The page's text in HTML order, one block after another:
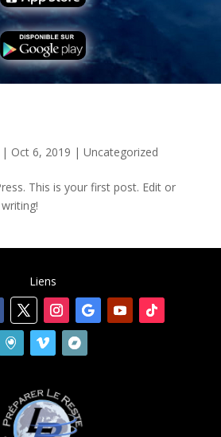
| Oct 6, 2019 | Uncategorized
This is your first post. Edit or
Liens